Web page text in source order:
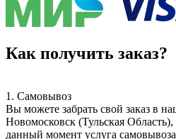
Как получить заказ?
1. Самовывоз
Вы можете забрать свой заказ в
Новомосковск (Тульская
данный момент услуга